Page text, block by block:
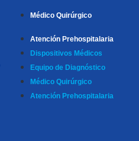
Médico Quirúrgico
Atención Prehospitalaria
Dispositivos Médicos
Equipo de Diagnóstico
Médico Quirúrgico
Atención Prehospitalaria